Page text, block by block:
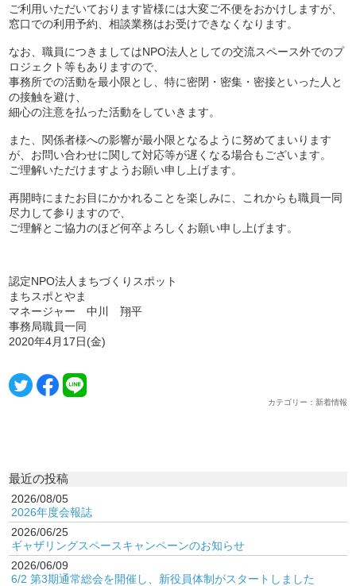
ご利用いただいております皆様には大変ご不便をおかけしますが、
窓口での利用予約、相談業務はお受けできなくなります。
なお、職員につきましてはNPO法人としての交流スペース外でのプ
ロジェクト等もありますので、
事務所での活動を最小限とし、特に密閉・密集・密接といった人と
の接触を避け、
細心の注意を払った活動をしていきます。
また、関係者様への影響が最小限となるように努めてまいります
が、お問い合わせに関して対応等が遅くなる場合もございます。
ご理解いただけますようお願い申し上げます。
再開時にまたお目にかかれることを楽しみに、これからも職員一同
尽力して参りますので、
ご理解とご協力のほど何卒よろしくお願い申し上げます。
認定NPO法人まちづくりスポット
まちスポとやま
マネージャー 中川 翔平
事務局職員一同
2020年4月17日(金)
カテゴリー：新着情報
最近の投稿
2026/08/05
2026年度会報誌
2026/06/25
ギャザリングスペースキャンペーンのお知らせ
2026/06/09
6/2 第3期通常総会を開催し、新役員体制がスタートしました